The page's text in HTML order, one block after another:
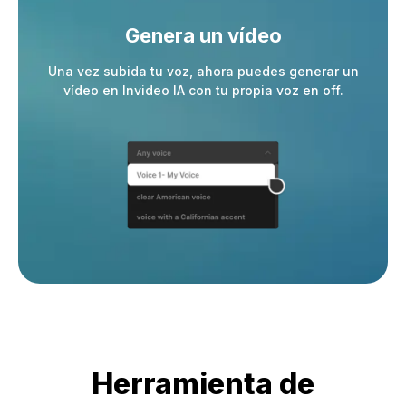
Genera un vídeo
Una vez subida tu voz, ahora puedes generar un
vídeo en Invideo IA con tu propia voz en off.
Herramienta de